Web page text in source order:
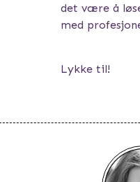
det være å
med
Lykke til!